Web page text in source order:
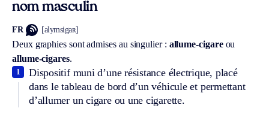
nom masculin
FR [alymsigaʀ]
Deux graphies sont admises au singulier : allume-cigareou
allume-cigares.
Dispositif muni d’une résistance électrique, placé
dans le tableau de bord d’un véhicule et permettant
d’allumer un cigare ou une cigarette.
1